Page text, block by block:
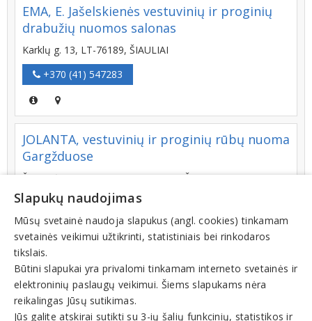
EMA, E. Jašelskienės vestuvinių ir proginių
drabužių nuomos salonas
Karklų g. 13, LT-76189, ŠIAULIAI
+370 (41) 547283
JOLANTA, vestuvinių ir proginių rūbų nuoma
Gargžduose
Žemaitės g. 64-1A, LT-96124, GARGŽDAI
+370 (670) 01319
NUOSTABIOJI LEDI, salonas
Vilkaviškio g. 34, LT-68172, MARIJAMPOLĖ
+370 (616) 04827
Slapukų naudojimas
Mūsų svetainė naudoja slapukus (angl. cookies) tinkamam
svetainės veikimui užtikrinti, statistiniais bei rinkodaros
tikslais.
Būtini slapukai yra privalomi tinkamam interneto svetainės ir
elektroninių paslaugų veikimui. Šiems slapukams nėra
reikalingas Jūsų sutikimas.
Jūs galite atskirai sutikti su 3-ių šalių funkcinių, statistikos ir